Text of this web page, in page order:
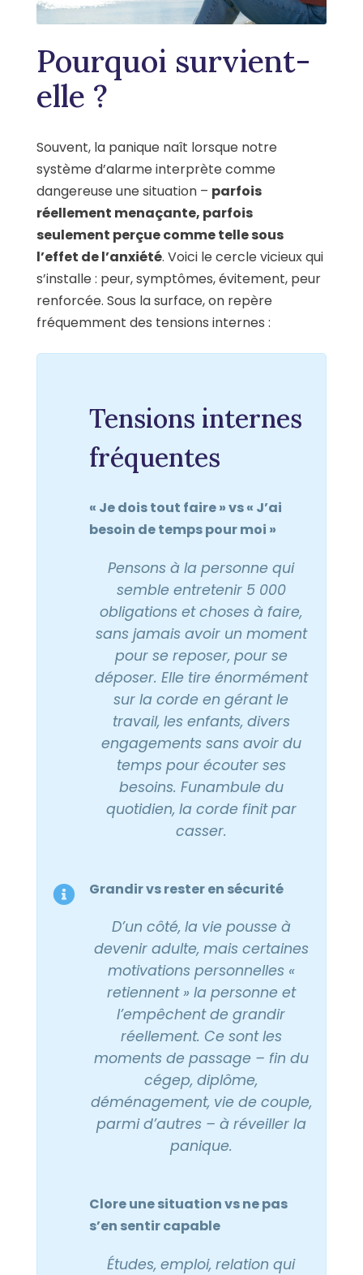
Pourquoi survient-
elle ?
Souvent, la panique naît lorsque notre
système d’alarme interprète comme
dangereuse une situation – parfois
réellement menaçante, parfois
seulement perçue comme telle sous
l’effet de l’anxiété. Voici le cercle vicieux qui
s’installe : peur, symptômes, évitement, peur
renforcée. Sous la surface, on repère
fréquemment des tensions internes :
Tensions internes
fréquentes
« Je dois tout faire » vs « J’ai
besoin de temps pour moi »
Pensons à la personne qui
semble entretenir 5 000
obligations et choses à faire,
sans jamais avoir un moment
pour se reposer, pour se
déposer. Elle tire énormément
sur la corde en gérant le
travail, les enfants, divers
engagements sans avoir du
temps pour écouter ses
besoins. Funambule du
quotidien, la corde finit par
casser.
Grandir vs rester en sécurité
D’un côté, la vie pousse à
devenir adulte, mais certaines
motivations personnelles «
retiennent » la personne et
l’empêchent de grandir
réellement. Ce sont les
moments de passage – fin du
cégep, diplôme,
déménagement, vie de couple,
parmi d’autres – à réveiller la
panique.
Clore une situation vs ne pas
s’en sentir capable
Études, emploi, relation qui